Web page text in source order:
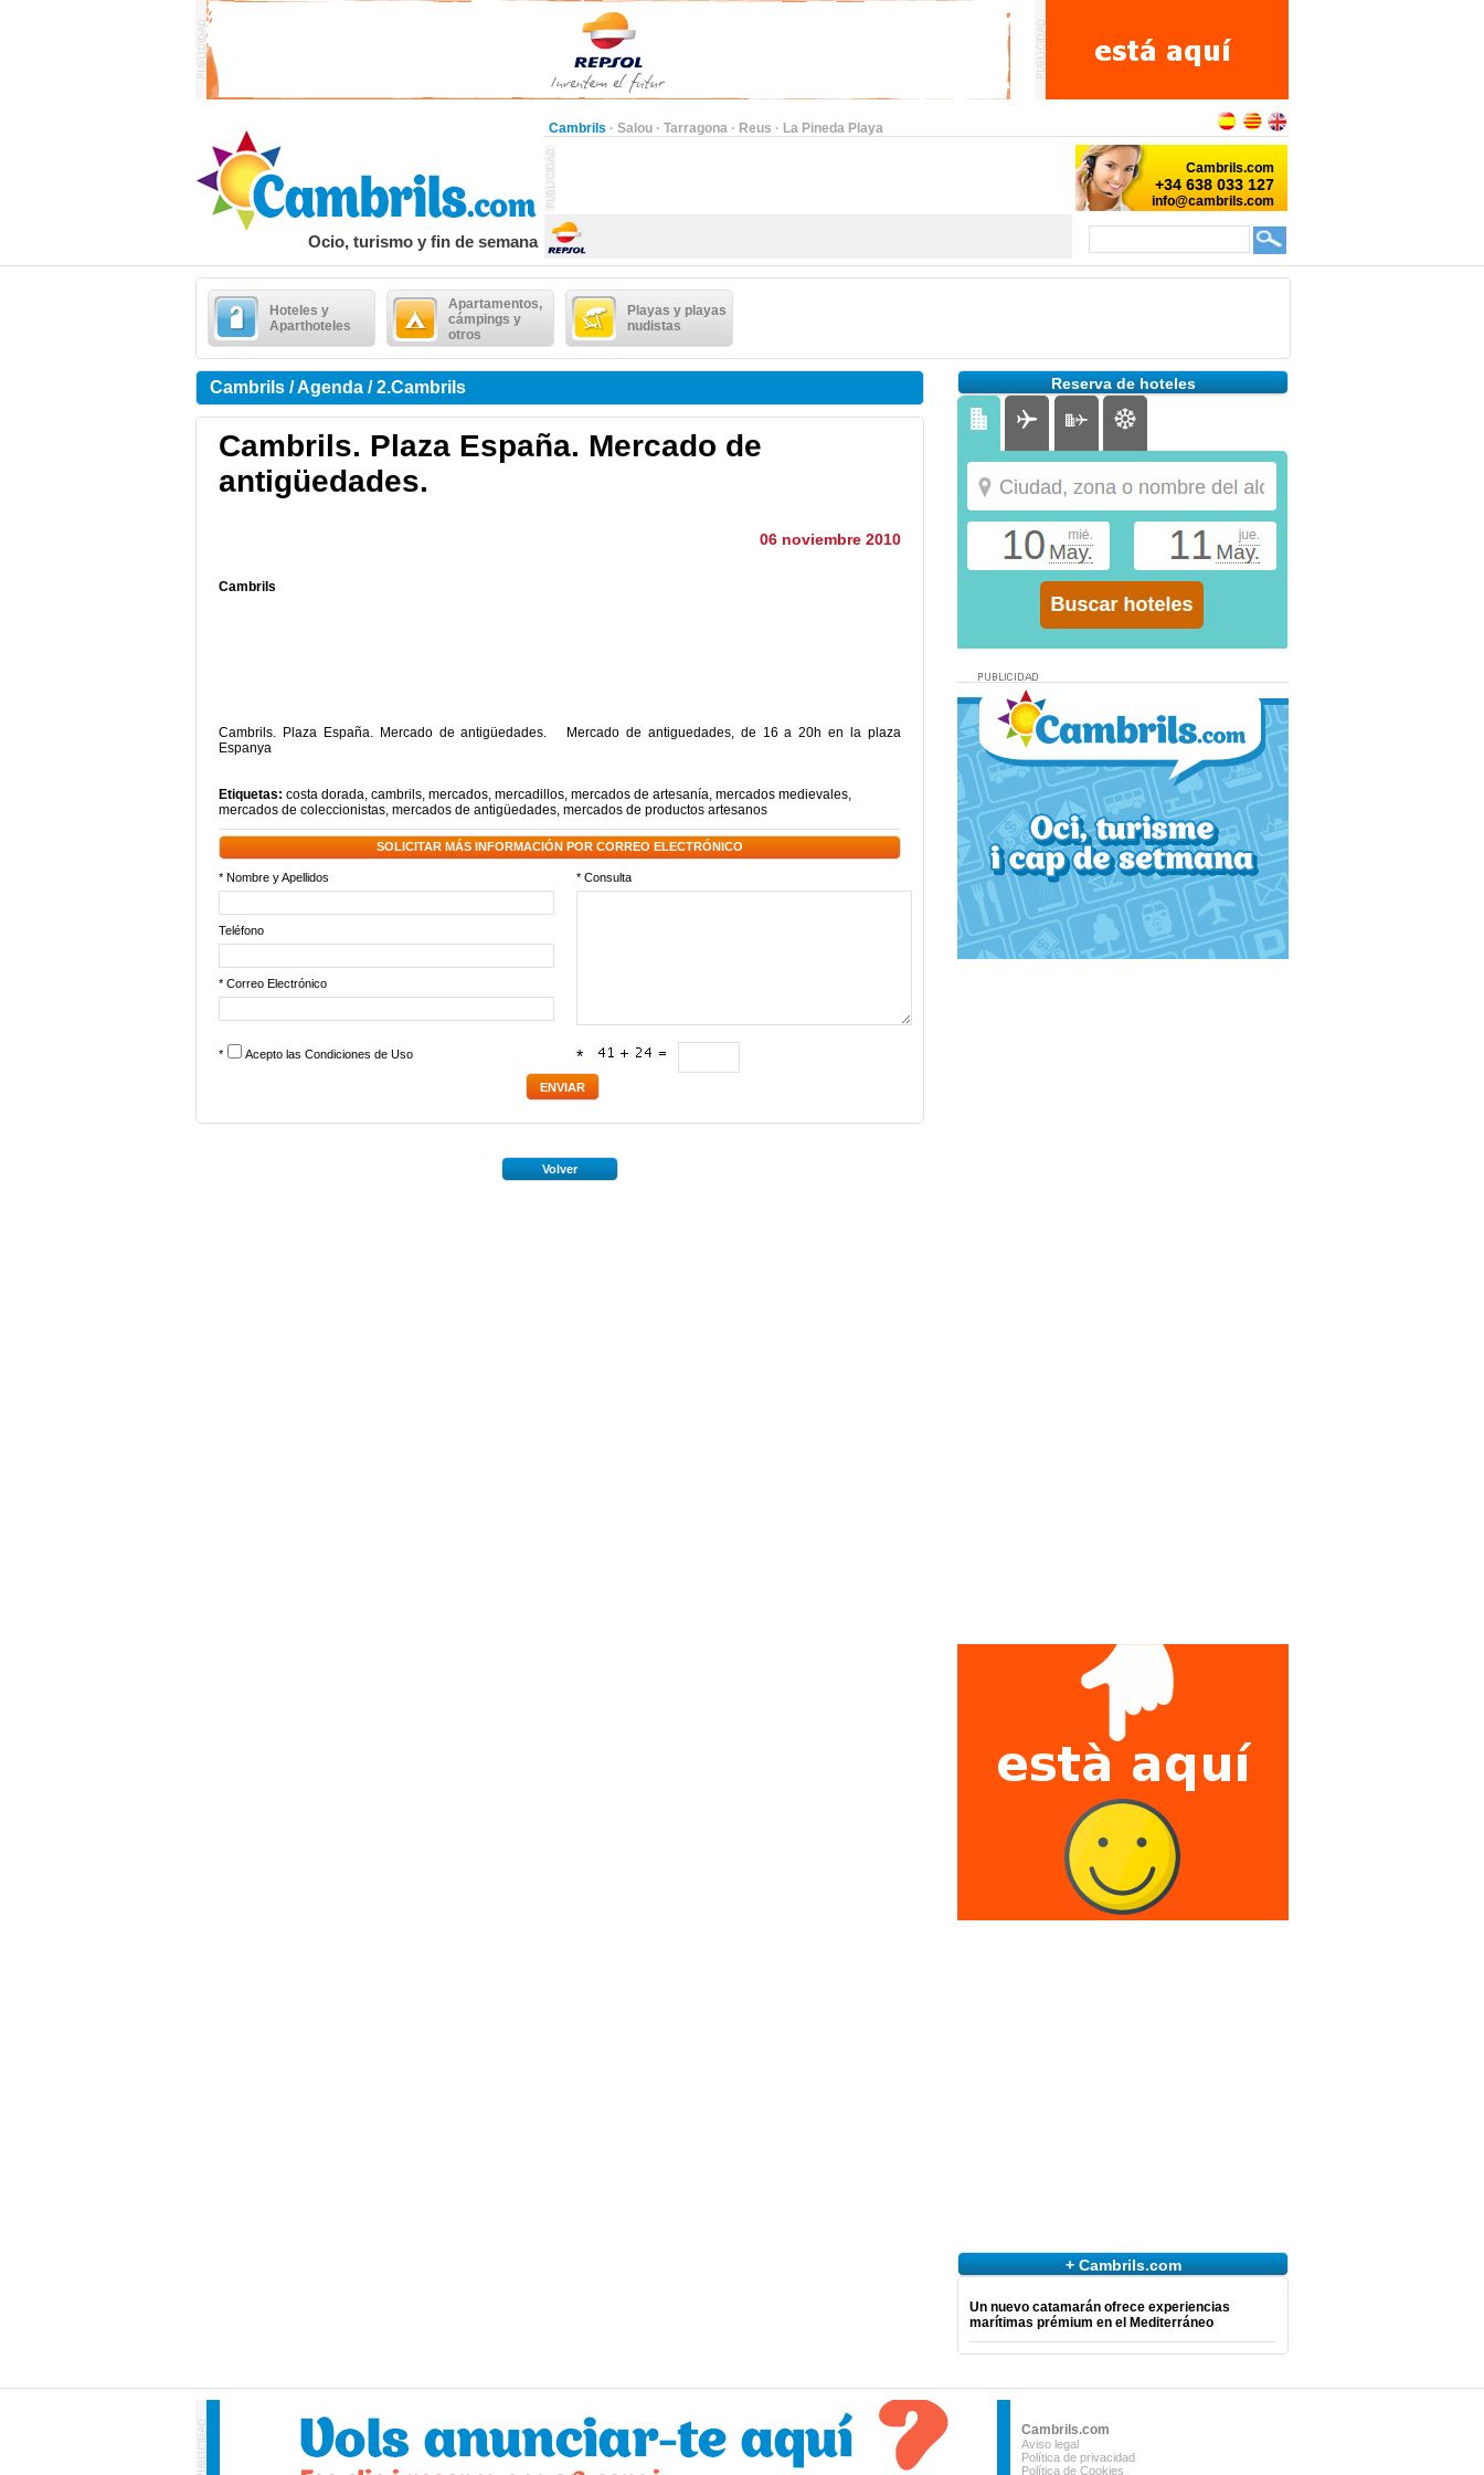
Cambrils · Salou · Tarragona · Reus · La Pineda Playa
Ocio, turismo y fin de semana
Hoteles y
Aparthoteles
Apartamentos,
cámpings y
otros
Playas y playas
nudistas
Cambrils / Agenda / 2.Cambrils
Cambrils. Plaza España. Mercado de
antigüedades.
06 noviembre 2010
Cambrils
Cambrils. Plaza España. Mercado de antigüedades. Mercado de antiguedades, de 16 a 20h en la plaza
Espanya
Etiquetas: costa dorada, cambrils, mercados, mercadillos, mercados de artesanía, mercados medievales,
mercados de coleccionistas, mercados de antigüedades, mercados de productos artesanos
SOLICITAR MÁS INFORMACIÓN POR CORREO ELECTRÓNICO
* Nombre y Apellidos * Consulta
Teléfono
* Correo Electrónico
* Acepto las Condiciones de Uso *
Volver
Reserva de hoteles
+ Cambrils.com
Un nuevo catamarán ofrece experiencias
marítimas prémium en el Mediterráneo
Cambrils.com
Aviso legal
Política de privacidad
Política de Cookies